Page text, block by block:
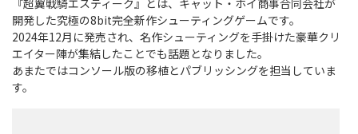
『超翼戦騎エスティーク』とは、キャット・ホイ商事合同会社が
開発した究極の8bit完全新作シューティングゲームです。
2024年12月に発売され、名作シューティングを手掛けた豪華クリ
エイター陣が集結したことでも話題となりました。
あまたではコンソール版の移植とパブリッシングを担当していま
す。